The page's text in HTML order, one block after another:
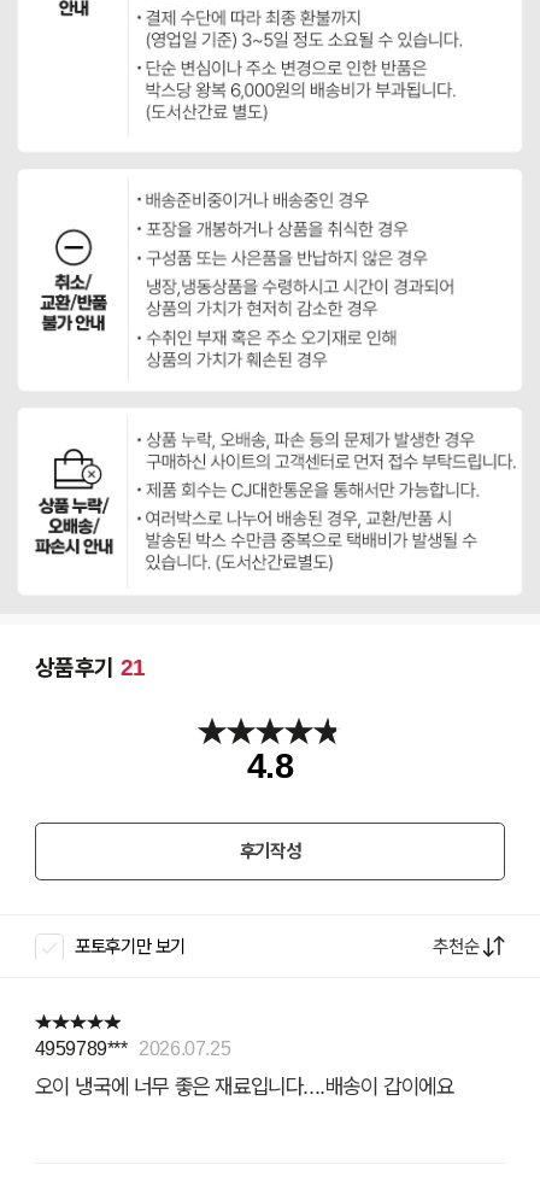
상품후기 21
4.8
후기작성
포토후기만 보기 추천순
4959789*** 2026.07.25
오이 냉국에 너무 좋은 재료입니다....배송이 갑이에요